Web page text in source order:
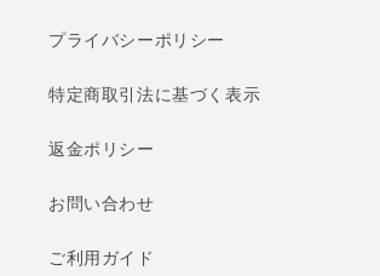
プライバシーポリシー
特定商取引法に基づく表示
返金ポリシー
お問い合わせ
ご利用ガイド